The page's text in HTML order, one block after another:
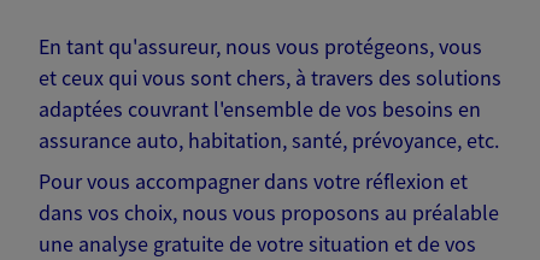
En tant qu'assureur, nous vous protégeons, vous
et ceux qui vous sont chers, à travers des solutions
adaptées couvrant l'ensemble de vos besoins en
assurance auto, habitation, santé, prévoyance, etc.
Pour vous accompagner dans votre réflexion et
dans vos choix, nous vous proposons au préalable
une analyse gratuite de votre situation et de vos